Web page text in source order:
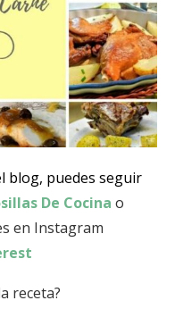
blog, puedes seguir
De Cocina o
en Instagram
receta?